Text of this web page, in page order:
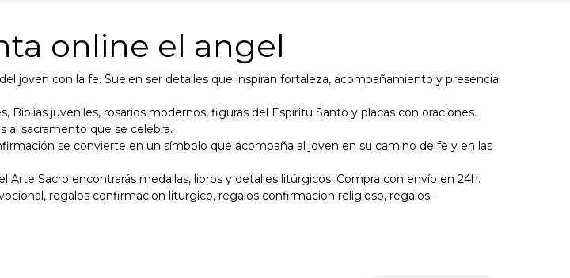
online el angel
joven con la fe. Suelen ser detalles que inspiran fortaleza, acompañamiento y presencia
juveniles, rosarios modernos, figuras del Espíritu Santo y placas con oraciones.
al sacramento que se celebra.
se convierte en un símbolo que acompaña al joven en su camino de fe y en las
Sacro encontrarás medallas, libros y detalles litúrgicos. Compra con envío en 24h.
regalos confirmacion liturgico, regalos confirmacion religioso, regalos-